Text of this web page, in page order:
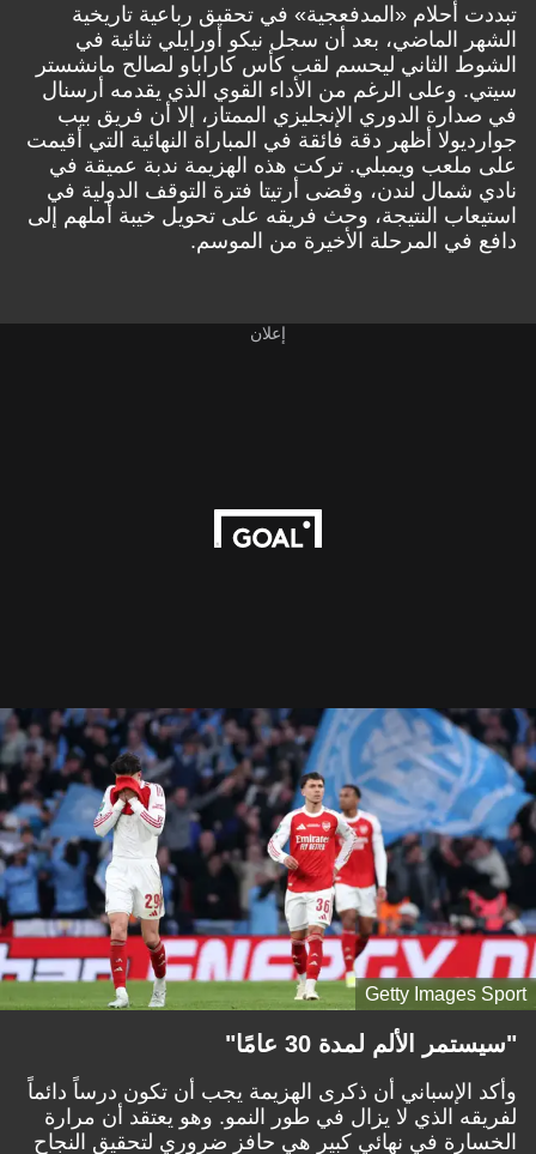
تبددت أحلام «المدفعجية» في تحقيق رباعية تاريخية
الشهر الماضي، بعد أن سجل نيكو أورايلي ثنائية في
الشوط الثاني ليحسم لقب كأس كاراباو لصالح مانشستر
سيتي. وعلى الرغم من الأداء القوي الذي يقدمه أرسنال
في صدارة الدوري الإنجليزي الممتاز، إلا أن فريق بيب
جوارديولا أظهر دقة فائقة في المباراة النهائية التي أقيمت
على ملعب ويمبلي. تركت هذه الهزيمة ندبة عميقة في
نادي شمال لندن، وقضى أرتيتا فترة التوقف الدولية في
استيعاب النتيجة، وحث فريقه على تحويل خيبة أملهم إلى
دافع في المرحلة الأخيرة من الموسم.
إعلان
Getty Images Sport
"سيستمر الألم لمدة 30 عامًا"
وأكد الإسباني أن ذكرى الهزيمة يجب أن تكون درساً دائماً
لفريقه الذي لا يزال في طور النمو. وهو يعتقد أن مرارة
الخسارة في نهائي كبير هي حافز ضروري لتحقيق النجاح